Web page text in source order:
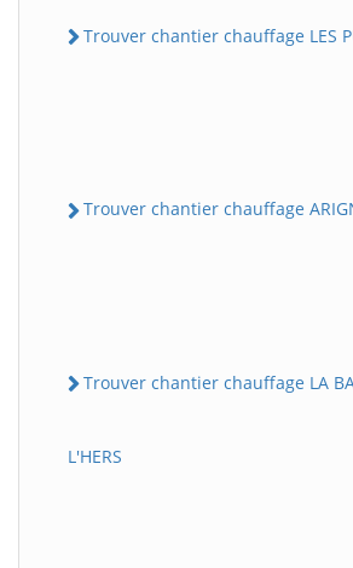
Trouver chantier chauffage LES
Trouver chantier chauffage
Trouver chantier chauffage LA
L'HERS